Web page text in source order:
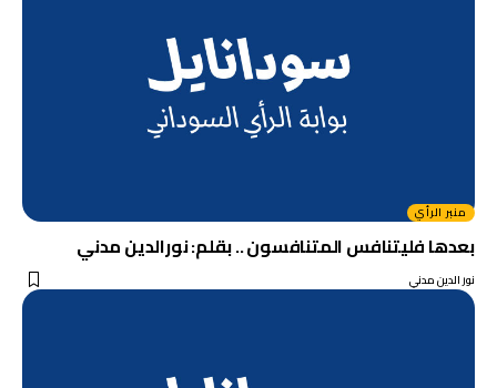
منبر الرأي
بعدها فليتنافس المتنافسون .. بقلم: نورالدين مدني
نور الدين مدني